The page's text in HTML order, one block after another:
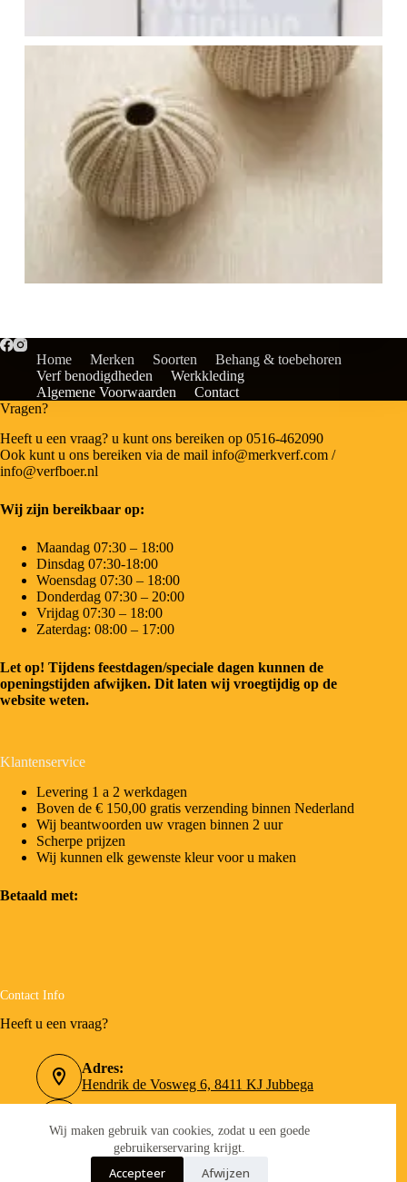
Wij maken gebruik van cookies, zodat u een goede
gebruikerservaring krijgt.
Accepteer Afwijzen
Home Merken Soorten
Behang & toebehoren
Verf benodigdheden
Werkkleding
Algemene Voorwaarden
Contact
Vragen?
Heeft u een vraag? u kunt ons bereiken op 0516-462090
Ook kunt u ons bereiken via de mail info@merkverf.com /
info@verfboer.nl
Wij zijn bereikbaar op:
Maandag 07:30 – 18:00
Dinsdag 07:30-18:00
Woensdag 07:30 – 18:00
Donderdag 07:30 – 20:00
Vrijdag 07:30 – 18:00
Zaterdag: 08:00 – 17:00
Let op! Tijdens feestdagen/speciale dagen kunnen de
openingstijden afwijken. Dit laten wij vroegtijdig op de
website weten.
Klantenservice
Levering 1 a 2 werkdagen
Boven de € 150,00 gratis verzending binnen Nederland
Wij beantwoorden uw vragen binnen 2 uur
Scherpe prijzen
Wij kunnen elk gewenste kleur voor u maken
Betaald met:
Contact Info
Heeft u een vraag?
Adres:
Hendrik de Vosweg 6, 8411 KJ Jubbega
0516-462090
Email:
info@verfboer.nl